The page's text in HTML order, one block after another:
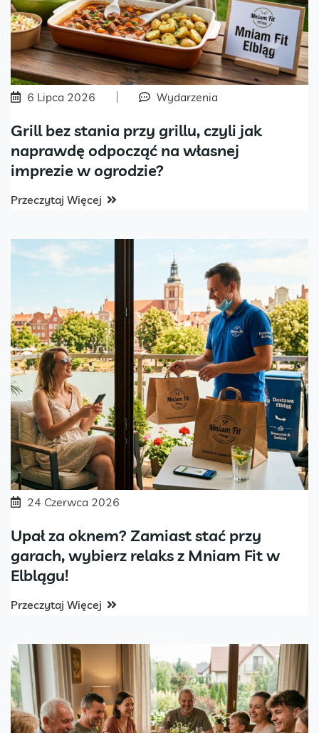
6 Lipca 2026 Wydarzenia
Grill bez stania przy grillu, czyli jak
naprawdę odpocząć na własnej
imprezie w ogrodzie?
Przeczytaj Więcej
24 Czerwca 2026
Upał za oknem? Zamiast stać przy
garach, wybierz relaks z Mniam Fit w
Elblągu!
Przeczytaj Więcej